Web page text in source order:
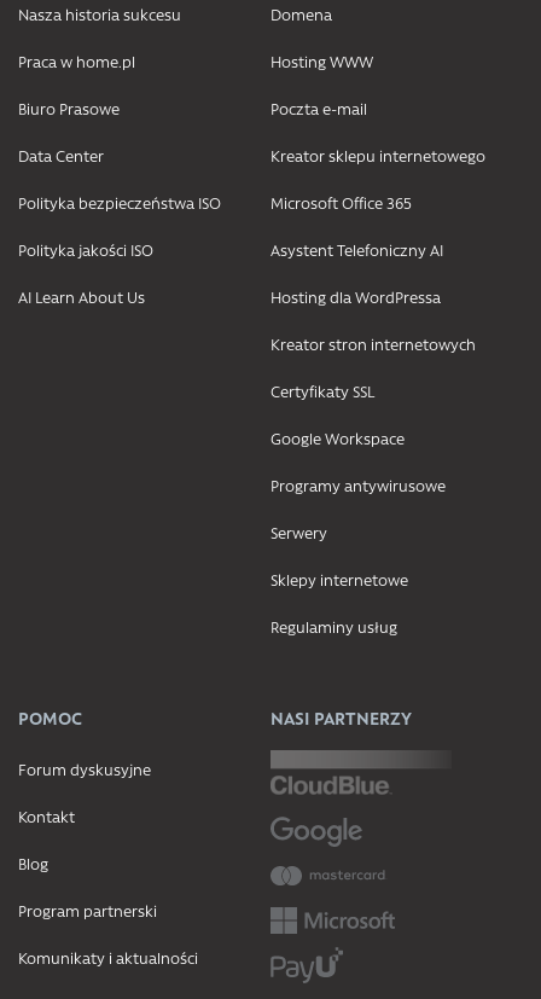
Nasza historia sukcesu
Praca w home.pl
Biuro Prasowe
Data Center
Polityka bezpieczeństwa ISO
Polityka jakości ISO
AI Learn About Us
Domena
Hosting WWW
Poczta e-mail
Kreator sklepu internetowego
Microsoft Office 365
Asystent Telefoniczny AI
Hosting dla WordPressa
Kreator stron internetowych
Certyfikaty SSL
Google Workspace
Programy antywirusowe
Serwery
Sklepy internetowe
Regulaminy usług
POMOC
Forum dyskusyjne
Kontakt
Blog
Program partnerski
Komunikaty i aktualności
NASI PARTNERZY